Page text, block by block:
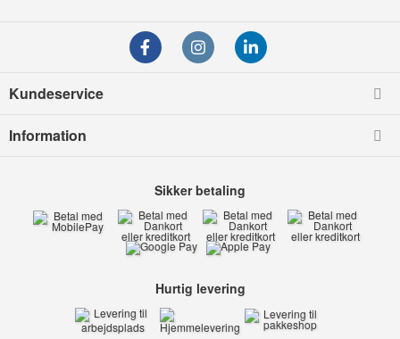
Kundeservice
Information
Sikker betaling
Hurtig levering